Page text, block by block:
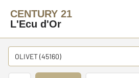
CENTURY 21
L'Ecu d'Or
OLIVET (45160)